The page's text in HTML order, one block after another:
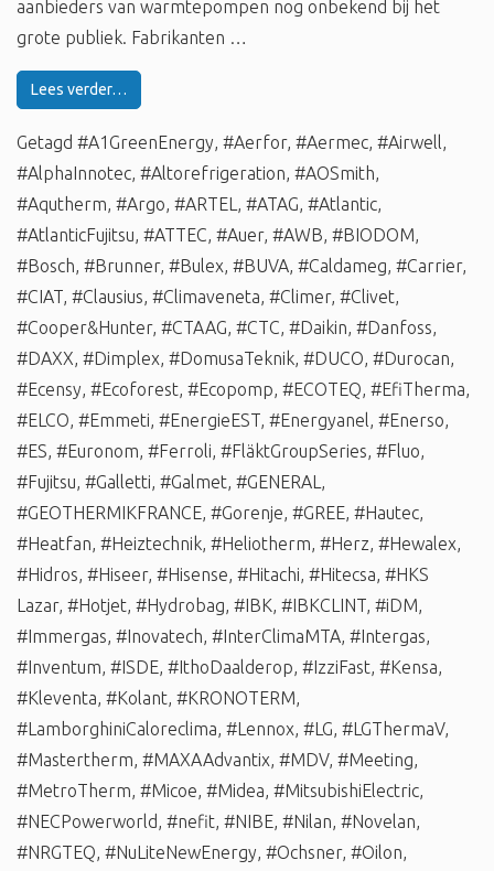
aanbieders van warmtepompen nog onbekend bij het
grote publiek. Fabrikanten …
Lees verder…
Getagd #A1GreenEnergy, #Aerfor, #Aermec, #Airwell,
#AlphaInnotec, #Altorefrigeration, #AOSmith,
#Aqutherm, #Argo, #ARTEL , #ATAG, #Atlantic,
#AtlanticFujitsu, #ATTEC, #Auer, #AWB, #BIODOM,
#Bosch, #Brunner, #Bulex, #BUVA, #Caldameg, #Carrier,
#CIAT, #Clausius, #Climaveneta, #Climer, #Clivet,
#Cooper&Hunter, #CTAAG, #CTC, #Daikin, #Danfoss,
#DAXX, #Dimplex, #DomusaTeknik, #DUCO, #Durocan,
#Ecensy, #Ecoforest, #Ecopomp, #ECOTEQ, #EfiTherma,
#ELCO, #Emmeti, #EnergieEST, #Energyanel, #Enerso,
#ES, #Euronom, #Ferroli, #FläktGroupSeries, #Fluo,
#Fujitsu, #Galletti, #Galmet, #GENERAL ,
#GEOTHERMIKFRANCE, #Gorenje, #GREE, #Hautec,
#Heatfan, #Heiztechnik, #Heliotherm, #Herz, #Hewalex,
#Hidros, #Hiseer, #Hisense, #Hitachi, #Hitecsa, #HKS
Lazar, #Hotjet, #Hydrobag, #IBK, #IBKCLINT, #iDM,
#Immergas, #Inovatech, #InterClimaMTA, #Intergas,
#Inventum, #ISDE, #IthoDaalderop, #IzziFast, #Kensa,
#Kleventa, #Kolant, #KRONOTERM,
#LamborghiniCaloreclima, #Lennox, #LG, #LGThermaV,
#Mastertherm, #MAXAAdvantix, #MDV, #Meeting,
#MetroTherm, #Micoe, #Midea, #MitsubishiElectric,
#NECPowerworld, #nefit, #NIBE, #Nilan, #Novelan,
#NRGTEQ, #NuLiteNewEnergy, #Ochsner, #Oilon,